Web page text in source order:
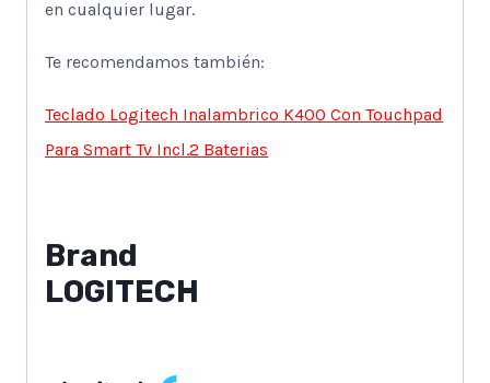
en cualquier lugar.
Te recomendamos también:
Teclado Logitech Inalambrico K400 Con Touchpad
Para Smart Tv Incl.2 Baterias
Brand
LOGITECH